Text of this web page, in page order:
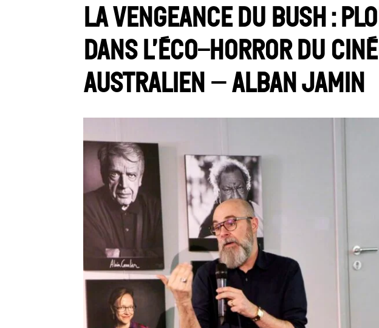
La vengeance du bush :
dans l’éco-horror du
australien – Alban Jamin